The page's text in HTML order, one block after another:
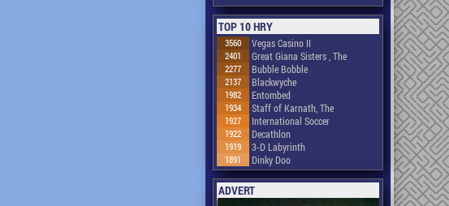
TOP 10 HRY
3560 Vegas Casino II
2401 Great Giana Sisters , The
2277 Bubble Bobble
2137 Blackwyche
1982 Entombed
1934 Staff of Karnath, The
1927 International Soccer
1922 Decathlon
1919 3-D Labyrinth
1891 Dinky Doo
ADVERT